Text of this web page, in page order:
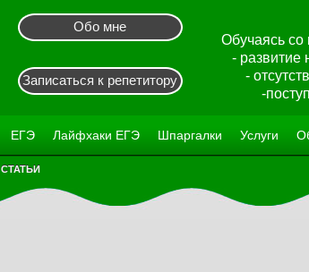
Обо мне
Обучаясь со
- развитие
-
-
Записаться к репетитору
ЕГЭ Лайфхаки ЕГЭ Шпаргалки Услуги
СТАТЬИ